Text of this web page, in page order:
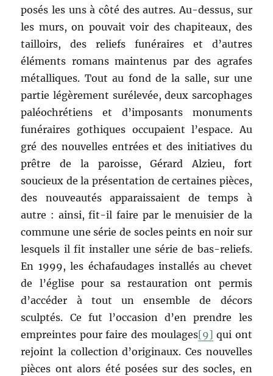
posés les uns à côté des autres. Au-dessus, sur
les murs, on pouvait voir des chapiteaux, des
tailloirs, des reliefs funéraires et d’autres
éléments romans maintenus par des agrafes
métalliques. Tout au fond de la salle, sur une
partie légèrement surélevée, deux sarcophages
paléochrétiens et d’imposants monuments
funéraires gothiques occupaient l’espace. Au
gré des nouvelles entrées et des initiatives du
prêtre de la paroisse, Gérard Alzieu, fort
soucieux de la présentation de certaines pièces,
des nouveautés apparaissaient de temps à
autre : ainsi, fit-il faire par le menuisier de la
commune une série de socles peints en noir sur
lesquels il fit installer une série de bas-reliefs.
En 1999, les échafaudages installés au chevet
de l’église pour sa restauration ont permis
d’accéder à tout un ensemble de décors
sculptés. Ce fut l’occasion d’en prendre les
empreintes pour faire des moulages[9] qui ont
rejoint la collection d’originaux. Ces nouvelles
pièces ont alors été posées sur des socles, en